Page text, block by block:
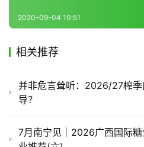
2020-09-04 10:51
相关推荐
并非危言耸听：2026/27榨
导？
7月南宁见｜2026广西国际